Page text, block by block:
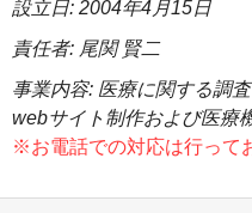
設立日: 2004年4月15日
責任者: 尾関 賢二
事業内容: 医療に関する調
webサイト制作および医療
※お電話での対応は行って